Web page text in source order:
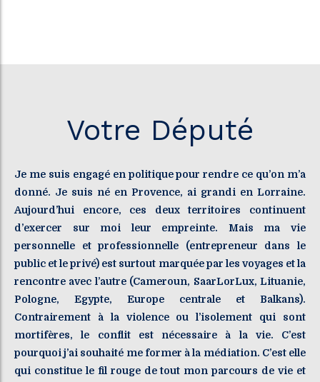
Votre Député
Je me suis engagé en politique pour rendre ce qu’on m’a
donné. Je suis né en Provence, ai grandi en Lorraine.
Aujourd’hui encore, ces deux territoires continuent
d’exercer sur moi leur empreinte. Mais ma vie
personnelle et professionnelle (entrepreneur dans le
public et le privé) est surtout marquée par les voyages et la
rencontre avec l’autre (Cameroun, SaarLorLux, Lituanie,
Pologne, Egypte, Europe centrale et Balkans).
Contrairement à la violence ou l’isolement qui sont
mortifères, le conflit est nécessaire à la vie. C’est
pourquoi j’ai souhaité me former à la médiation. C’est elle
qui constitue le fil rouge de tout mon parcours de vie et